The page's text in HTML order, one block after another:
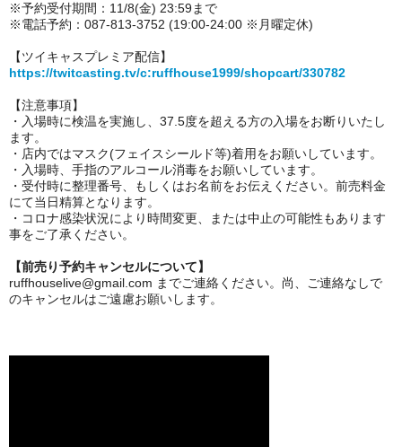
※予約受付期間：11/8(金) 23:59まで
※電話予約：087-813-3752 (19:00-24:00 ※月曜定休)
【ツイキャスプレミア配信】
https://twitcasting.tv/c:ruffhouse1999/shopcart/330782
【注意事項】
・入場時に検温を実施し、37.5度を超える方の入場をお断りいたし
ます。
・店内ではマスク(フェイスシールド等)着用をお願いしています。
・入場時、手指のアルコール消毒をお願いしています。
・ 受付時に整理番号、もしくはお名前をお伝えください。前売料金
にて当日精算となります。
・コロナ感染状況により時間変更、または中止の可能性もあります
事をご了承ください。
【前売り予約キャンセルについて】
ruffhouselive@gmail.com までご連絡ください。尚、ご連絡なしで
のキャンセルはご遠慮お願いします。